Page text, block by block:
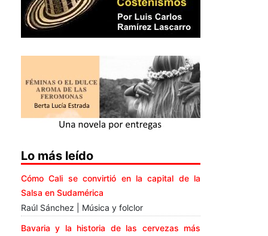
Lo más leído
Cómo Cali se convirtió en la capital de la
Salsa en Sudamérica
Raúl Sánchez | Música y folclor
Bavaria y la historia de las cervezas más